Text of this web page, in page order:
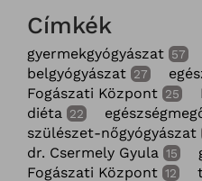
Címkék
gyermekgyógyászat 57
belgyógyászat 27
Fogászati Központ 25
diéta 22
szülészet-nőgyógyászat
dr. Csermely Gyula 15
Fogászati Központ 12